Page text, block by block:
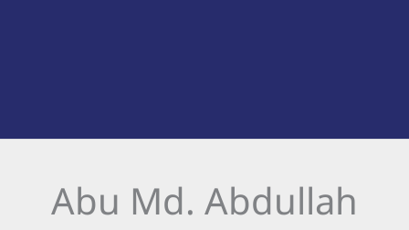
Abu Md. Abdullah